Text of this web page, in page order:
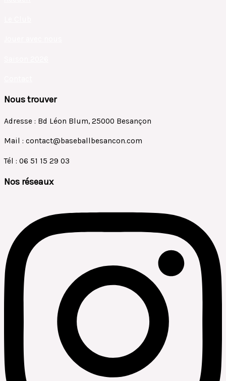
Nous trouver
Adresse : Bd Léon Blum, 25000 Besançon
Mail : contact@baseballbesancon.com
Tél : 06 51 15 29 03
Nos réseaux